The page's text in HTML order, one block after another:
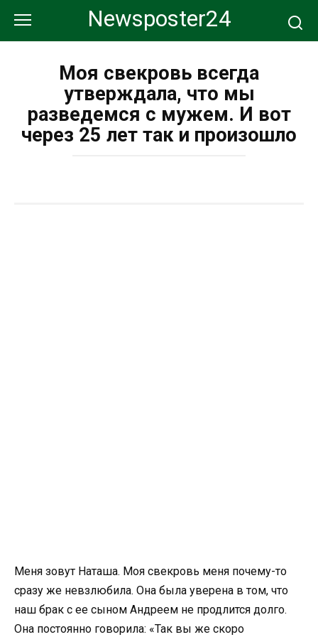
контенту
Newsposter24
Моя свекровь всегда
утверждала, что мы
разведемся с мужем. И вот
через 25 лет так и произошло
Меня зовут Наташа. Моя свекровь меня почему-то
сразу же невзлюбила. Она была уверена в том, что
наш брак с ее сыном Андреем не продлится долго.
Она постоянно говорила: «Так вы же скоро